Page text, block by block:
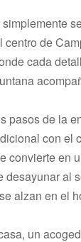
centro de
cada
pasos de la
con el
convierte en
desayunar al
alzan en el
un